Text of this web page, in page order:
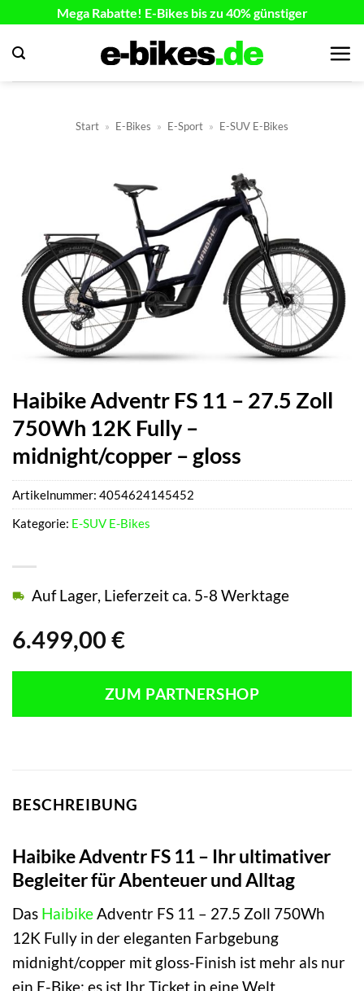
springen
Mega Rabatte! E-Bikes bis zu 40% günstiger
Start » E-Bikes » E-Sport » E-SUV E-Bikes
Haibike Adventr FS 11 – 27.5 Zoll
750Wh 12K Fully –
midnight/copper – gloss
6.499,00 €
Auf Lager, Lieferzeit ca. 5-8 Werktage
ZUM PARTNERSHOP
Artikelnummer: 4054624145452
Kategorie: E-SUV E-Bikes
BESCHREIBUNG
Haibike Adventr FS 11 – Ihr ultimativer
Begleiter für Abenteuer und Alltag
Das HaibikeAdventr FS 11 – 27.5 Zoll 750Wh
12K Fully in der eleganten Farbgebung
midnight/copper mit gloss-Finish ist mehr als nur
ein E-Bike; es ist Ihr Ticket in eine Welt